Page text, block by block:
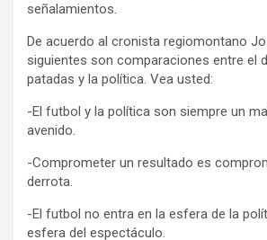
señalamientos.
De acuerdo al cronista regiomontano
siguientes son comparaciones entre el
patadas y la política. Vea usted:
-El futbol y la política son siempre un
avenido.
-Comprometer un resultado es
derrota.
-El futbol no entra en la esfera de la
esfera del espectáculo.